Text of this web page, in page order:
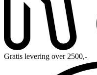
Gratis levering over 2500,-